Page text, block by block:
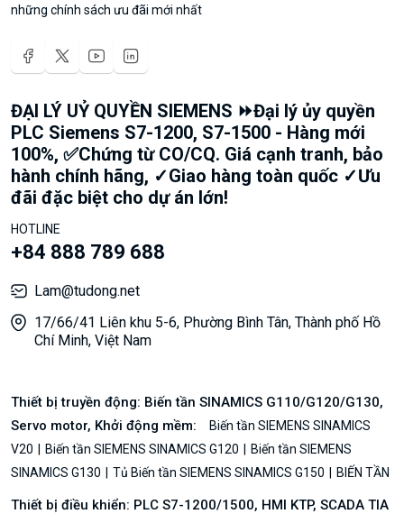
những chính sách ưu đãi mới nhất
ĐẠI LÝ UỶ QUYỀN SIEMENS ⏩Đại lý ủy quyền
PLC Siemens S7-1200, S7-1500 - Hàng mới
100%, ✅Chứng từ CO/CQ. Giá cạnh tranh, bảo
hành chính hãng, ✓Giao hàng toàn quốc ✓Ưu
đãi đặc biệt cho dự án lớn!
HOTLINE
+84 888 789 688
Lam@tudong.net
17/66/41 Liên khu 5-6, Phường Bình Tân, Thành phố Hồ
Chí Minh, Việt Nam
Thiết bị truyền động: Biến tần SINAMICS G110/G120/G130,
Servo motor, Khởi động mềm:
Biến tần SIEMENS SINAMICS
V20
Biến tần SIEMENS SINAMICS G120
Biến tần SIEMENS
SINAMICS G130
Tủ Biến tần SIEMENS SINAMICS G150 BIẾN TẦN
Thiết bị điều khiển: PLC S7-1200/1500, HMI KTP, SCADA TIA